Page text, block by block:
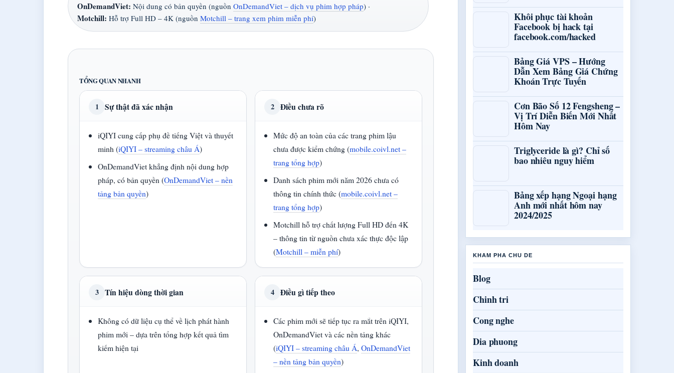
OnDemandViet: Nội dung có bản quyền (nguồn OnDemandViet – dịch vụ phim hợp pháp) ·
Motchill: Hỗ trợ Full HD – 4K (nguồn Motchill – trang xem phim miễn phí)
TỔNG QUAN NHANH
1 Sự thật đã xác nhận
iQIYI cung cấp phụ đề tiếng Việt và thuyết
minh (iQIYI – streaming châu Á)
OnDemandViet khẳng định nội dung hợp
pháp, có bản quyền (OnDemandViet – nền
tảng bản quyền)
2 Điều chưa rõ
Mức độ an toàn của các trang phim lậu
chưa được kiểm chứng (mobile.coivl.net –
trang tổng hợp)
Danh sách phim mới năm 2026 chưa có
thông tin chính thức (mobile.coivl.net –
trang tổng hợp)
Motchill hỗ trợ chất lượng Full HD đến 4K
– thông tin từ nguồn chưa xác thực độc lập
(Motchill – miễn phí)
3 Tín hiệu dòng thời gian
Không có dữ liệu cụ thể về lịch phát hành
phim mới – dựa trên tổng hợp kết quả tìm
kiếm hiện tại
4 Điều gì tiếp theo
Các phim mới sẽ tiếp tục ra mắt trên iQIYI,
OnDemandViet và các nền tảng khác
(iQIYI – streaming châu Á,OnDemandViet
– nền tảng bản quyền)
Khôi phục tài khoản
Facebook bị hack tại
facebook.com/hacked
Bảng Giá VPS – Hướng
Dẫn Xem Bảng Giá Chứng
Khoán Trực Tuyến
Cơn Bão Số 12 Fengsheng –
Vị Trí Diễn Biến Mới Nhất
Hôm Nay
Triglyceride là gì? Chỉ số
bao nhiêu nguy hiểm
Bảng xếp hạng Ngoại hạng
Anh mới nhất hôm nay
2024/2025
KHAM PHA CHU DE
Blog
Chinh tri
Cong nghe
Dia phuong
Kinh doanh